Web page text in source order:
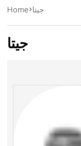
Home جيتا
جيتا